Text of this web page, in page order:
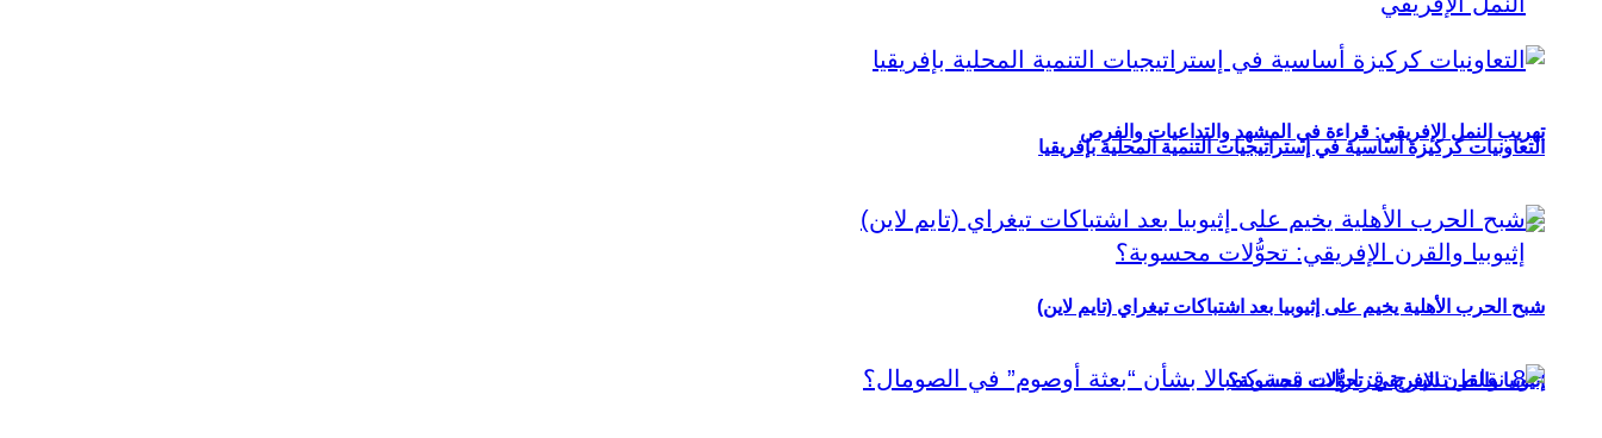
تهريب النمل الإفريقي: قراءة في المشهد والتداعيات والفرص
إثيوبيا والقرن الإفريقي: تحوُّلات محسوبة؟
التعاونيات كركيزة أساسية في إستراتيجيات التنمية المحلية بإفريقيا
شبح الحرب الأهلية يخيم على إثيوبيا بعد اشتباكات تيغراي (تايم لاين)